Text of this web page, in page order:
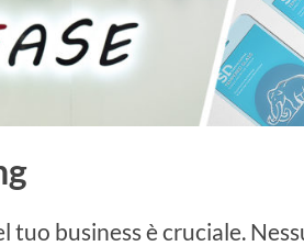
tuo business è cruciale.